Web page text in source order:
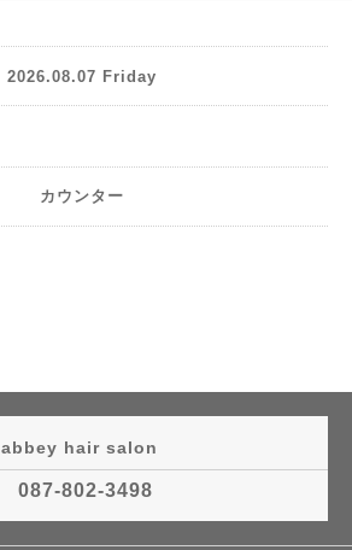
2026.08.07 Friday
カウンター
abbey hair salon
087-802-3498